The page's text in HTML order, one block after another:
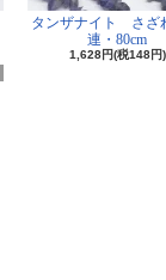
タンザナイト さざ
連・80cm
1,628円(税148円)